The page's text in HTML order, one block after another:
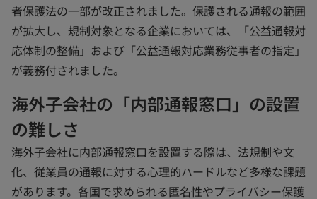
者保護法の一部が改正されました。保護される通報の範囲
が拡大し、規制対象となる企業においては、「公益通報対
応体制の整備」および「公益通報対応業務従事者の指定」
が義務付されました。
海外子会社の「内部通報窓口」の設置
の難しさ
海外子会社に内部通報窓口を設置する際は、法規制や文
化、従業員の通報に対する心理的ハードルなど多様な課題
があります。各国で求められる匿名性やプライバシー保護